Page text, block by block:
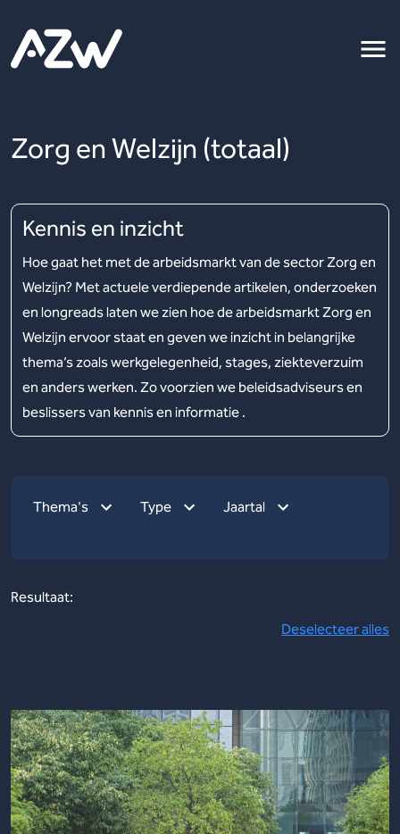
Zorg en Welzijn (totaal)
Kennis en inzicht
Hoe gaat het met de arbeidsmarkt van de sector Zorg en
Welzijn? Met actuele verdiepende artikelen, onderzoeken
en longreads laten we zien hoe de arbeidsmarkt Zorg en
Welzijn ervoor staat en geven we inzicht in belangrijke
thema’s zoals werkgelegenheid, stages, ziekteverzuim
en anders werken. Zo voorzien we beleidsadviseurs en
beslissers van kennis en informatie .
Thema's Type Jaartal
Resultaat:
Deselecteer alles